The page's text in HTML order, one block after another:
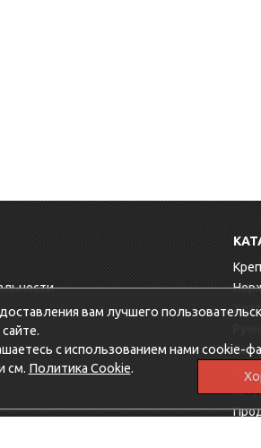
вам лучшего
с использованием нами cookie-
см. Политика Cookie.